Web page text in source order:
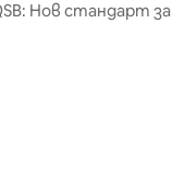
Нов стандарт за